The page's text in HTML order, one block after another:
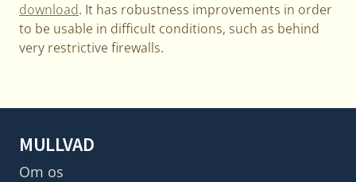
download. It has robustness improvements in order
to be usable in difficult conditions, such as behind
very restrictive firewalls.
MULLVAD
Om os